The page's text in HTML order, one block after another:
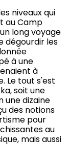
niveaux qui
au Camp
long voyage
dégourdir les
à une
à
Le tout s'est
soit une
une dizaine
des notions
pour
au
mais aussi